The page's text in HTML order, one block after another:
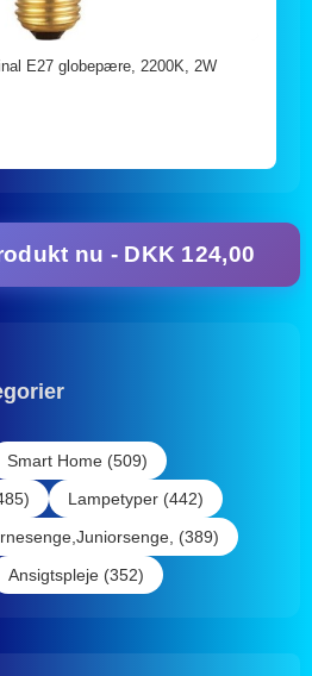
E27 globepære, 2200K, 2W
nu - DKK 124,00
Smart Home (509)
Lampetyper (442)
(389)
Ansigtspleje (352)